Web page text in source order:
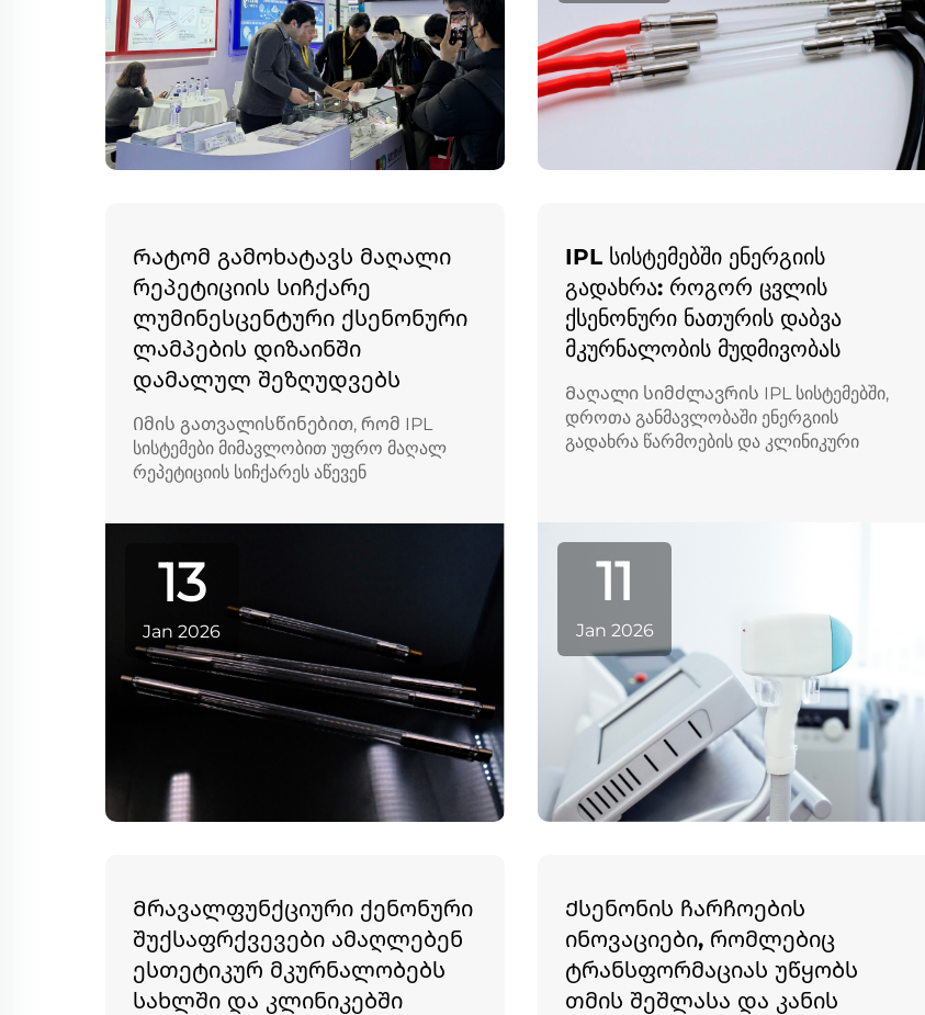
უფრო მაღალი სიმძლავრისკენ...
Რატომ გამოხატავს მაღალი
რეპეტიციის სიჩქარე
ლუმინესცენტური ქსენონური
ლამპების დიზაინში
დამალულ შეზღუდვებს
Იმის გათვალისწინებით, რომ IPL
სისტემები მიმავლობით უფრო მაღალ
რეპეტიციის სიჩქარეს აწევენ
პროცესის ეფექტიანობის
ქსენონური ლამპების დიზაინთან
დაკავშირებული შეზღუდვები
increasingly ხშირად ხდება შემჩნევადი.
ის, რაც ადრე დასაკმაყოფილებლად
მუშაობდა დაბალიდან საშუალო
მნიშვნელობების დიაპაზონში, ახლა
უფრო მეტ წნეხს განიცდის...
13
Jan 2026
IPL სისტემებში ენერგიის
გადახრა: როგორ ცვლის
ქსენონური ნათურის დაბვა
მკურნალობის მუდმივობას
Მაღალი სიმძლავრის IPL სისტემებში,
დროთა განმავლობაში ენერგიის
გადახრა წარმოების და კლინიკური
უკავშირდებიან საკვებ მოწყობილობებს
ან კონტროლის ალგორითმებს,
11
Jan 2026
Მრავალფუნქციური ქენონური
შუქსაფრქვევები ამაღლებენ
ესთეტიკურ მკურნალობებს
სახლში და კლინიკებში
Ქსენონის ჩარჩოების
ინოვაციები, რომლებიც
ტრანსფორმაციას უწყობს
თმის შეშლასა და კანის